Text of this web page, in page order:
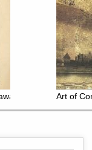
rzeźby 1966Art of